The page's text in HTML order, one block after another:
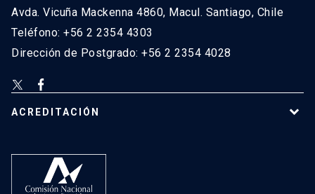
Avda. Vicuña Mackenna 4860, Macul. Santiago, Chile
Teléfono: +56 2 2354 4303
Dirección de Postgrado: +56 2 2354 4028
ACREDITACIÓN